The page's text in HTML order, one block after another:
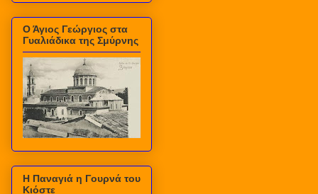
Ο Άγιος Γεώργιος στα
Γυαλιάδικα της Σμύρνης
Η Παναγιά η Γουρνά του
Κιόστε